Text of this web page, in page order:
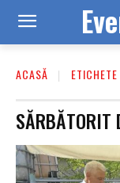
ACASĂ ETICHETE
SĂRBĂTORIT